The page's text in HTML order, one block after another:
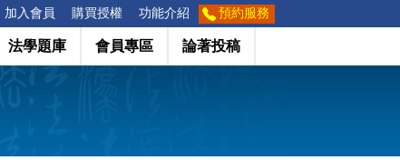
加入會員 購買授權 功能介紹 預約服務
法學題庫 會員專區 論著投稿